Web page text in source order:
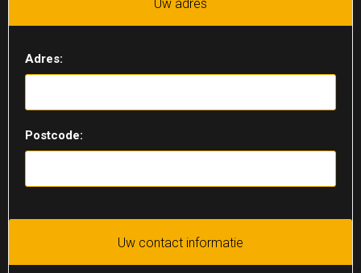
Uw adres
Adres:
Postcode:
Uw contact informatie